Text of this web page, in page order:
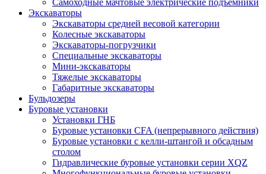
Самоходные мачтовые электрические подъемники
Экскаваторы
Экскаваторы средней весовой категории
Колесные экскаваторы
Экскаваторы-погрузчики
Специальные экскаваторы
Мини-экскаваторы
Тяжелые экскаваторы
Габаритные экскаваторы
Бульдозеры
Буровые установки
Установки ГНБ
Буровые установки CFA (непрерывного действия)
Буровые установки с келли-штангой и обсадным
столом
Гидравлические буровые установки серии XQZ